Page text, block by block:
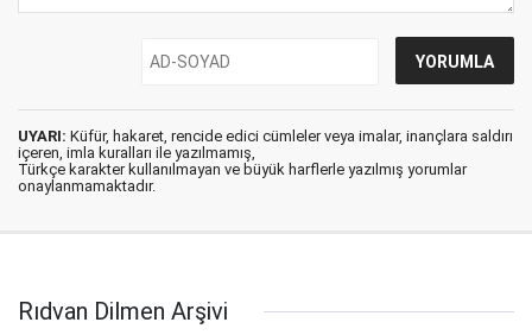
UYARI: Küfür, hakaret, rencide edici cümleler veya imalar, inançlara saldırı
içeren, imla kuralları ile yazılmamış,
Türkçe karakter kullanılmayan ve büyük harflerle yazılmış yorumlar
onaylanmamaktadır.
Rıdvan Dilmen Arşivi